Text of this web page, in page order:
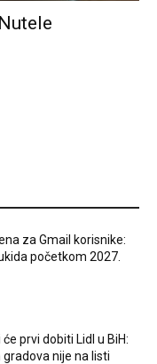
za Gmail korisnike:
početkom 2027.
prvi dobiti Lidl u BiH:
nije na listi